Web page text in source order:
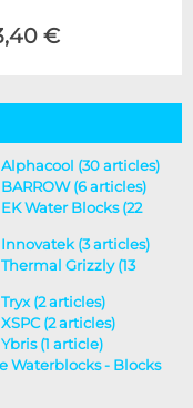
€
(30 articles)
(6 articles)
Water Blocks (22
(3 articles)
Grizzly (13
(2 articles)
(2 articles)
(1 article)
Waterblocks - Blocks